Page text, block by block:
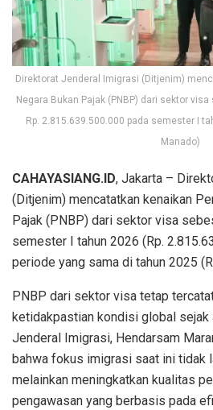
Direktorat Jenderal Imigrasi (Ditjenim)
Negara Bukan Pajak (PNBP) dari sektor
Rp. 2.815.639.500.000 pada semester I
Manado)
CAHAYASIANG.ID, Jakarta –
(Ditjenim) mencatatkan kenaikan
Pajak (PNBP) dari sektor visa
semester I tahun 2026 (Rp.
periode yang sama di tahun 2025
PNBP dari sektor visa tetap
ketidakpastian kondisi global sejak
Jenderal Imigrasi, Hendarsam
bahwa fokus imigrasi saat ini tidak
melainkan meningkatkan kualitas
pengawasan yang berbasis pada